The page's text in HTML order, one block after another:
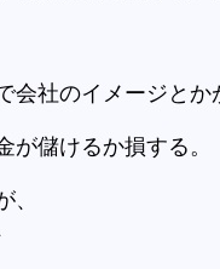
会社のイメージとか
儲けるか損する。